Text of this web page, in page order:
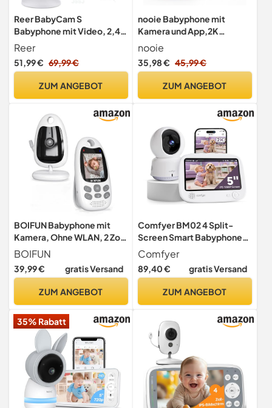
Reer BabyCam S
Babyphone mit Video, 2,4
Zoll Display, 300 m,
Weiß/Türkis
Reer
51,99 € 69,99 €
ZUM ANGEBOT
nooie Babyphone mit
Kamera und App,2K
intelligentes Babyfon,
Temperaturüberwachung,2
.4/5GHz WLAN,
Audio,
kennung, KI-Tracking,
funktioniert mit Alexa
nooie
35,98 € 45,99 €
ZUM ANGEBOT
BOIFUN Babyphone mit
Kamera, Ohne WLAN, 2 Zoll
720P, Tragbar, Weiß
BOIFUN
39,99 € gratis Versand
ZUM ANGEBOT
Comfyer BM02 4 Split-
Screen Smart Babyphone
mit 2K Kamera, 5" HD
Display WLAN Kamera
Video Babyphone, IR-
Verfolgung, Temp Anzeige,
nnung, App 5050mAh
Comfyer
89,40 € gratis Versand
ZUM ANGEBOT
35% Rabatt